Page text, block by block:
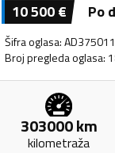
10 500€ Po
Šifra oglasa:
Broj pregleda oglasa:
303000km
kilometraža